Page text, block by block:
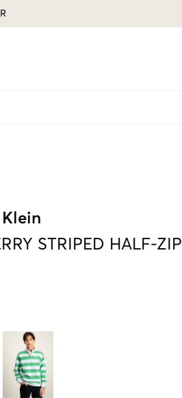
STRIPED HALF-ZIP